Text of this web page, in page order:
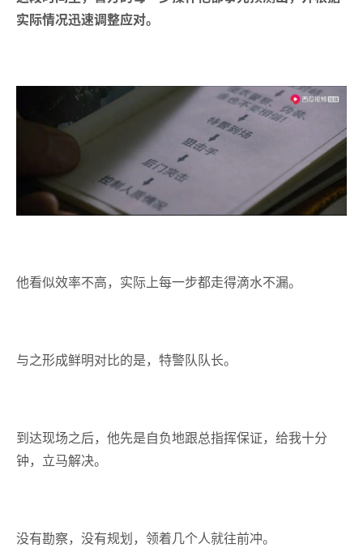
实际情况迅速调整应对。
他看似效率不高，实际上每一步都走得滴水不漏。
与之形成鲜明对比的是，特警队队长。
到达现场之后，他先是自负地跟总指挥保证，给我十分
钟，立马解决。
没有勘察，没有规划，领着几个人就往前冲。